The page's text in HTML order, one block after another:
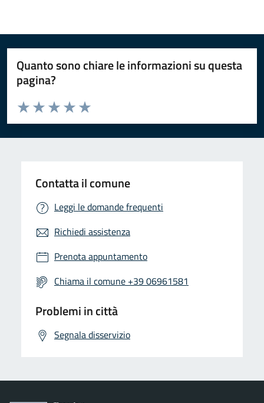
Quanto sono chiare le informazioni su questa
pagina?
Valuta da 1 a 5 stelle la pagina
Valuta 5 stelle su 5
Valuta 4 stelle su 5
Valuta 3 stelle su 5
Valuta 2 stelle su 5
Valuta 1 stelle su 5
Contatta il comune
Leggi le domande frequenti
Richiedi assistenza
Prenota appuntamento
Chiama il comune +39 06961581
Problemi in città
Segnala disservizio